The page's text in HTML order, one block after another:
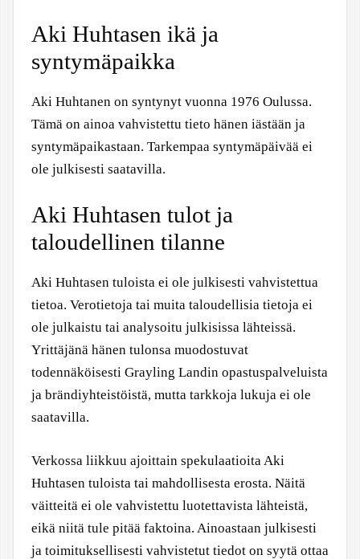
Aki Huhtasen ikä ja
syntymäpaikka
Aki Huhtanen on syntynyt vuonna 1976 Oulussa.
Tämä on ainoa vahvistettu tieto hänen iästään ja
syntymäpaikastaan. Tarkempaa syntymäpäivää ei
ole julkisesti saatavilla.
Aki Huhtasen tulot ja
taloudellinen tilanne
Aki Huhtasen tuloista ei ole julkisesti vahvistettua
tietoa. Verotietoja tai muita taloudellisia tietoja ei
ole julkaistu tai analysoitu julkisissa lähteissä.
Yrittäjänä hänen tulonsa muodostuvat
todennäköisesti Grayling Landin opastuspalveluista
ja brändiyhteistöistä, mutta tarkkoja lukuja ei ole
saatavilla.
Verkossa liikkuu ajoittain spekulaatioita Aki
Huhtasen tuloista tai mahdollisesta erosta. Näitä
väitteitä ei ole vahvistettu luotettavista lähteistä,
eikä niitä tule pitää faktoina. Ainoastaan julkisesti
ja toimituksellisesti vahvistetut tiedot on syytä ottaa